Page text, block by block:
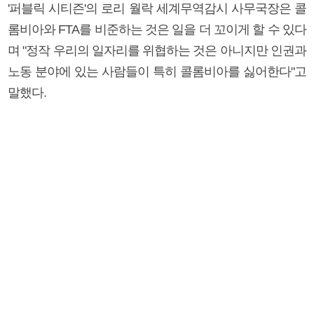
'퍼블릭 시티즌'의 로리 월락 세계무역감시 사무국장은 콜
롬비아와 FTA를 비준하는 것은 일을 더 꼬이게 할 수 있다
며 "정작 우리의 일자리를 위협하는 것은 아니지만 인권과
노동 분야에 있는 사람들이 특히 콜롬비아를 싫어한다"고
말했다.